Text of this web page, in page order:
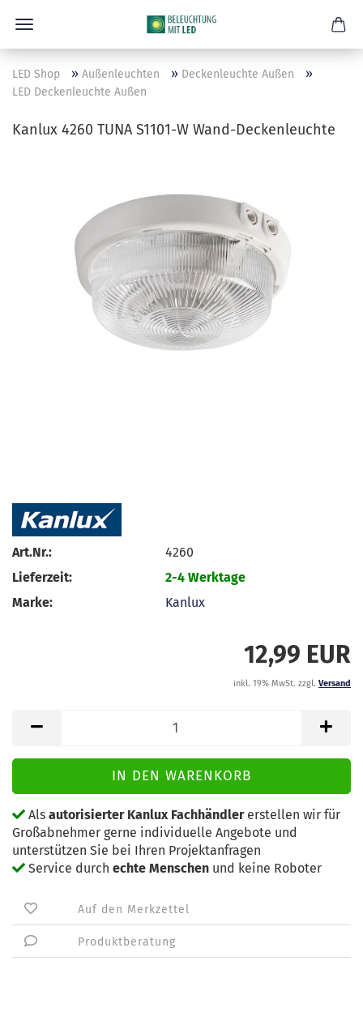
LED Shop » Außenleuchten » Deckenleuchte Außen »
LED Deckenleuchte Außen
Kanlux 4260 TUNA S1101-W Wand-Deckenleuchte
Art.Nr.:
4260
Lieferzeit:
2-4 Werktage
Marke:
Kanlux
12,99 EUR
inkl. 19% MwSt. zzgl. Versand
Als autorisierter Kanlux Fachhändlererstellen wir für
Großabnehmer gerne individuelle Angebote und
unterstützen Sie bei Ihren Projektanfragen
Service durch echte Menschen und keine Roboter
Auf den Merkzettel
Produktberatung